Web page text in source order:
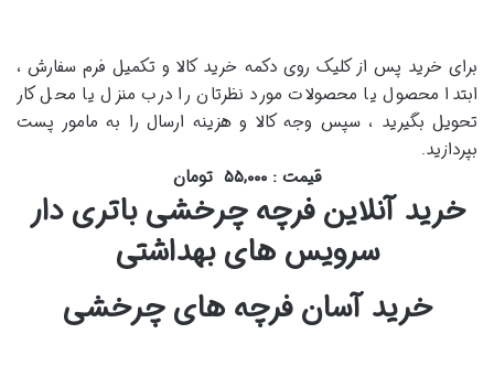
برای خرید پس از کلیک روی دکمه خرید کالا و تکمیل فرم سفارش ،
ابتدا محصول یا محصولات مورد نظرتان را درب منزل یا محل کار
تحویل بگیرید ، سپس وجه کالا و هزینه ارسال را به مامور پست
بپردازید.
قیمت : ۵۵,۰۰۰ تومان
خرید آنلاین فرچه چرخشی باتری دار
سرویس های بهداشتی
خرید آسان فرچه های چرخشی